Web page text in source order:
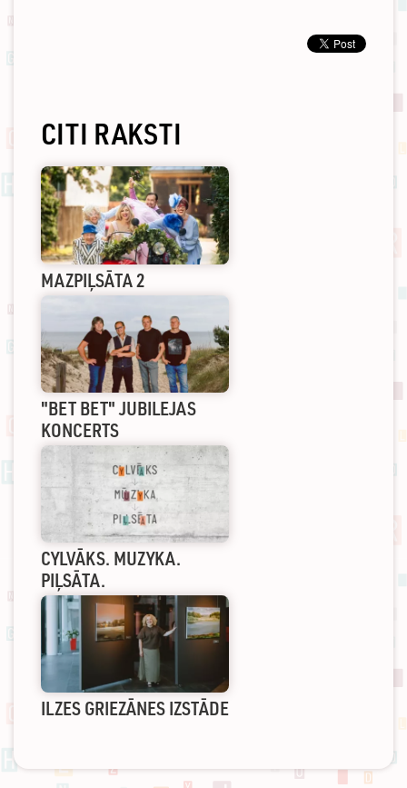
CITI RAKSTI
MAZPIĻSĀTA 2
"BET BET" JUBILEJAS
KONCERTS
CYLVĀKS. MUZYKA.
PIĻSĀTA.
ILZES GRIEZĀNES IZSTĀDE